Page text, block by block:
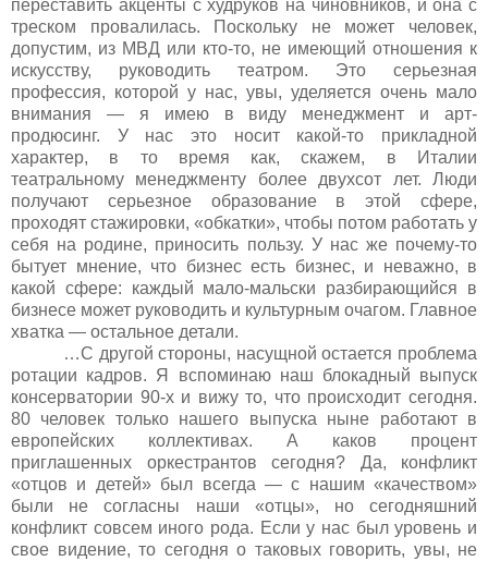
переставить акценты с худруков на чиновников, и она с
треском провалилась. Поскольку не может человек,
допустим, из МВД или кто-то, не имеющий отношения к
искусству, руководить театром. Это серьезная
профессия, которой у нас, увы, уделяется очень мало
внимания — я имею в виду менеджмент и арт-
продюсинг. У нас это носит какой-то прикладной
характер, в то время как, скажем, в Италии
театральному менеджменту более двухсот лет. Люди
получают серьезное образование в этой сфере,
проходят стажировки, «обкатки», чтобы потом работать у
себя на родине, приносить пользу. У нас же почему-то
бытует мнение, что бизнес есть бизнес, и неважно, в
какой сфере: каждый мало-мальски разбирающийся в
бизнесе может руководить и культурным очагом. Главное
хватка — остальное детали.
…С другой стороны, насущной остается проблема
ротации кадров. Я вспоминаю наш блокадный выпуск
консерватории 90-х и вижу то, что происходит сегодня.
80 человек только нашего выпуска ныне работают в
европейских коллективах. А каков процент
приглашенных оркестрантов сегодня? Да, конфликт
«отцов и детей» был всегда — с нашим «качеством»
были не согласны наши «отцы», но сегодняшний
конфликт совсем иного рода. Если у нас был уровень и
свое видение, то сегодня о таковых говорить, увы, не